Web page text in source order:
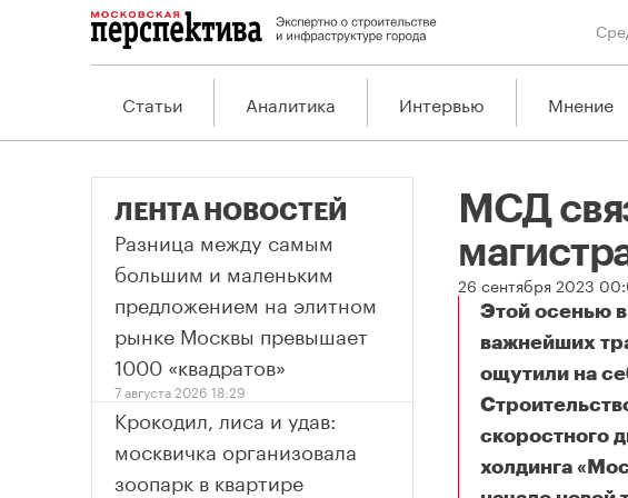
Статьи Аналитика Интервью Мнение
МСД
26 сентября 2023
Этой осенью
важнейших
ощутили на
скоростного
холдинга
ЛЕНТА НОВОСТЕЙ
Разница между самым
большим и маленьким
предложением на элитном
рынке Москвы превышает
1000 «квадратов»
7 августа 2026 18:29
Крокодил, лиса и удав:
москвичка организовала
зоопарк в квартире